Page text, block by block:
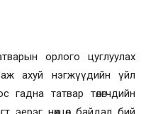
орлого цуглуулах
ахуй нэгжүүдийн үйл
татвар төлөгчдийн